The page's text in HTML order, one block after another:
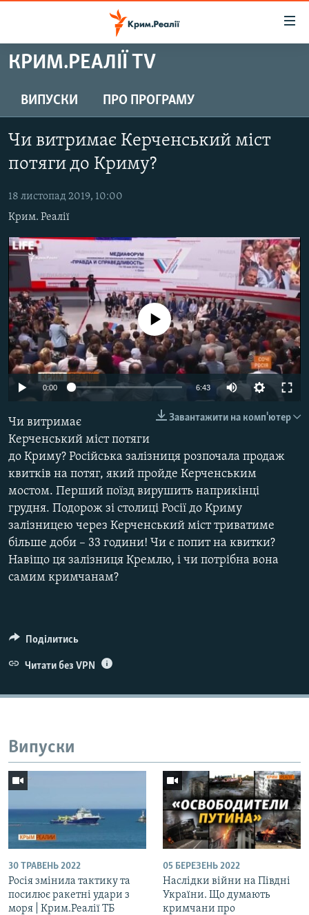
Перейти
до
матеріалу
до
основної
Перейти
до
пошуку
ВОДА.КРИМ
ПОЛІТИКА
БЛОГИ
ПОГЛЯД
ІНТЕРВ'Ю
ВСЕ ЗА ДЕНЬ
СПЕЦПРОЕКТИ
ДЕПОРТАЦІЯ
ВІДЕОУРОКИ «ELIFBE»
СВІДЧЕННЯ ОКУПАЦІЇ
УКРАЇНСЬКА ПРОБЛЕМА КРИМУ
ІНФОГРАФІКА
ЯК ОБІЙТИ БЛОКУВАННЯ
Русский
Qırımtatar
ДОЛУЧАЙСЯ!
Усі сайти RFE/RL
КРИМ.РЕАЛІЇ TV
ВИПУСКИ ПРО ПРОГРАМУ
Чи витримає Керченський міст
потяги до Криму?
18 листопад 2019, 10:00
Крим. Реалії
No media source currently available
0:00 6:43
Завантажити на комп'ютер
Чи витримає
Керченський міст потяги
до Криму? Російська залізниця розпочала продаж
квитків на потяг, який пройде Керченським
мостом. Перший поїзд вирушить наприкінці
грудня. Подорож зі столиці Росії до Криму
залізницею через Керченський міст триватиме
більше доби – 33 години! Чи є попит на квитки?
Навіщо ця залізниця Кремлю, і чи потрібна вона
самим кримчанам?
Поділитись
Читати без VPN
Випуски
30 ТРАВЕНЬ 2022
Росія змінила тактику та
посилює ракетні удари з
моря | Крим.Реалії ТБ
05 БЕРЕЗЕНЬ 2022
Наслідки війни на Півдні
України. Що думають
кримчани про